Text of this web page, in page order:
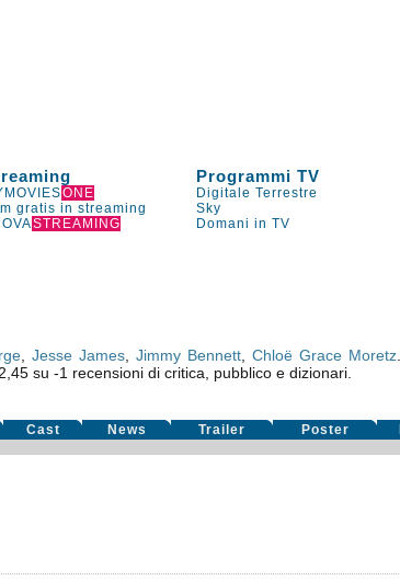
Programmi TV
ONE Digitale Terrestre
gratis in streaming Sky
STREAMING Domani in TV
, Jesse James, Jimmy Bennett, Chloë Grace Moretz.
2,45 su -1 recensioni di critica, pubblico e dizionari.
Cast News Trailer Poster